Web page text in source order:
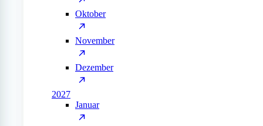
Oktober
November
Dezember
2027
Januar